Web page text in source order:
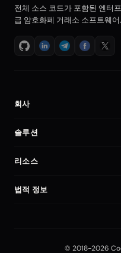
전체 소스 코드가 포함된 엔터
급 암호화폐 거래소 소프트웨어.
회사
회사 소개
파트너
비교
솔루션
암호화폐 거래소 소프트웨어
암호화폐 거래소 스크립트
리소스
문서
법적 정보
© 2018-2026